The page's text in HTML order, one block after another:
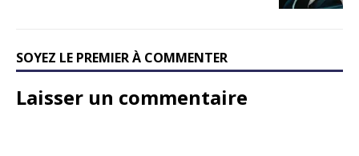
SOYEZ LE PREMIER À COMMENTER
Laisser un commentaire